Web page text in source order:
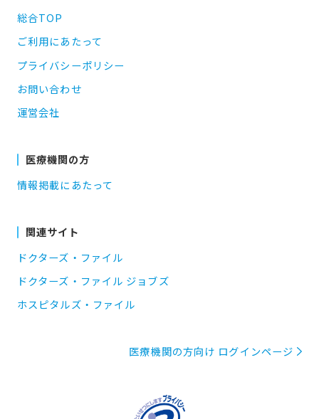
総合TOP
ご利用にあたって
プライバシーポリシー
お問い合わせ
運営会社
医療機関の方
情報掲載にあたって
関連サイト
ドクターズ・ファイル
ドクターズ・ファイル ジョブズ
ホスピタルズ・ファイル
医療機関の方向け ログインページ